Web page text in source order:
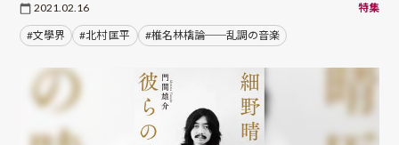
2021.02.16 特集
#文學界 #北村 匡平 #椎名林檎論──乱調の音楽